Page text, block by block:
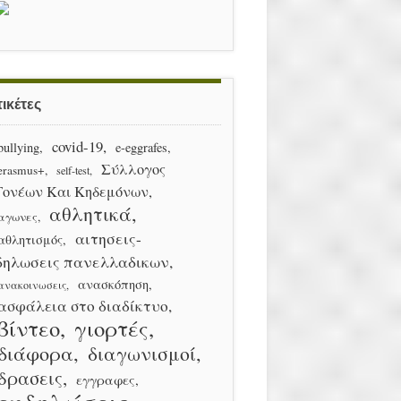
covid-19 e-eggrafes
self-test
Σύλλογος
Και Κηδεμόνων
αθλητικά
αιτησεις-
πανελλαδικων
ανασκόπηση
στο διαδίκτυο
γιορτές
διαγωνισμοί
εγγραφες